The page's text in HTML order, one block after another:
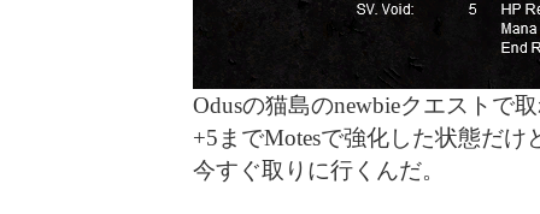
Odusの猫島のnewbieクエストで
+5までMotesで強化した状態だ
今すぐ取りに行くんだ。